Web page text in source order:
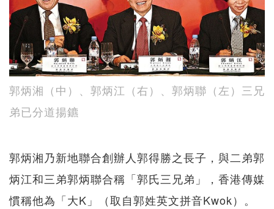
郭炳湘（中）、郭炳江（右）、郭炳聯（左）三兄
弟已分道揚鑣
郭炳湘乃新地聯合創辦人郭得勝之長子，與二弟郭
炳江和三弟郭炳聯合稱「郭氏三兄弟」，香港傳媒
慣稱他為「大K」（取自郭姓英文拼音Kwok）。